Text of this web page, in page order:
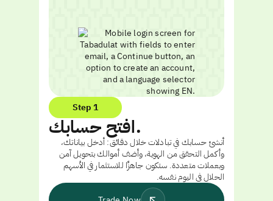
Step 1
افتح حسابك.
أنشئ حسابك في تبادلات خلال دقائق: أدخل بياناتك،
وأكمل التحقق من الهوية، وأضف أموالك بتحويل آمن
وبعملات متعددة. ستكون جاهزًا للاستثمار في الأسهم
الحلال في اليوم نفسه.